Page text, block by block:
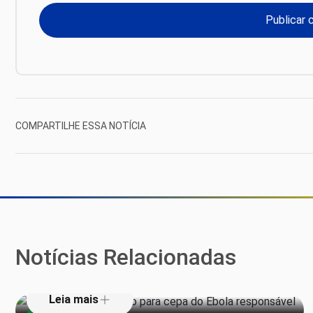
COMPARTILHE ESSA NOTÍCIA
Notícias Relacionadas
Congo são promissores, diz OMS
Leia mais
Mais de 100 brasileiros morrem na